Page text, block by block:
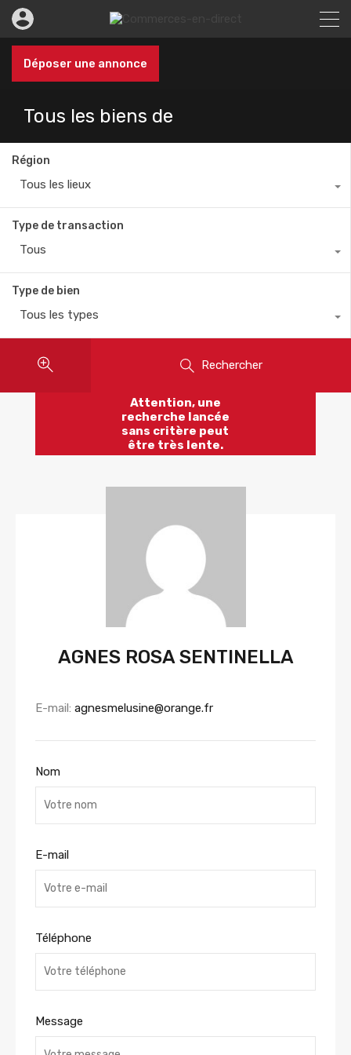
Déposer une annonce
Tous les biens de
Région
Tous les lieux
Type de transaction
Tous
Type de bien
Tous les types
Rechercher
Attention, une
recherche lancée
sans critère peut
être très lente.
AGNES ROSA SENTINELLA
E-mail: agnesmelusine@orange.fr
Nom
E-mail
Téléphone
Message